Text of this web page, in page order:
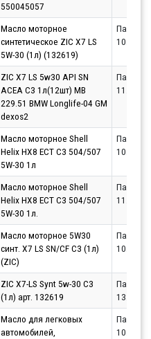
550045057
Масло моторное
синтетическое ZIC X7 LS
5W-30 (1л) (132619)
Партнёр
ZIC X7 LS 5w30 API SN
ACEA C3 1л(12шт) MB
229.51 BMW Longlife-04 GM
dexos2
Партнёр
Масло моторное Shell
Helix HX8 ECT C3 504/507
5W-30 1л
Партнёр
Масло моторное Shell
Helix HX8 ECT C3 504/507
5W-30 1л.
Партнёр
Масло моторное 5W30
синт. X7 LS SN/CF C3 (1л)
(ZIC)
Партнёр
ZIC X7-LS Synt 5w-30 С3
(1л) арт. 132619
Партнёр
Масло для легковых
автомобилей,
Партнёр